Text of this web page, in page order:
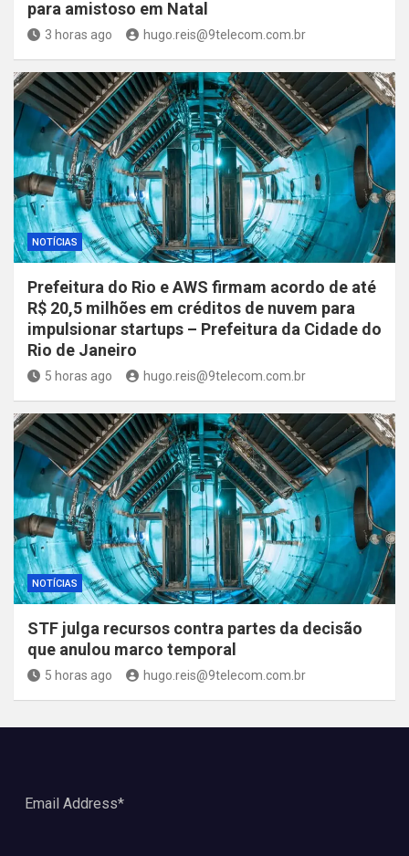
para amistoso em Natal
3 horas ago hugo.reis@9telecom.com.br
NOTÍCIAS
Prefeitura do Rio e AWS firmam acordo de até
R$ 20,5 milhões em créditos de nuvem para
impulsionar startups – Prefeitura da Cidade do
Rio de Janeiro
5 horas ago hugo.reis@9telecom.com.br
NOTÍCIAS
STF julga recursos contra partes da decisão
que anulou marco temporal
5 horas ago hugo.reis@9telecom.com.br